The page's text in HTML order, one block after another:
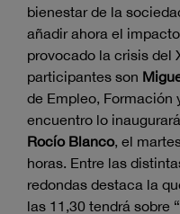
bienestar de la
añadir ahora el
provocado la crisis del
participantes son
de Empleo, Formación
encuentro lo
Rocío Blanco, el
horas. Entre las
redondas destaca la
las 11,30 tendrá sobre